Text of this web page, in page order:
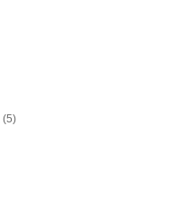
(5)